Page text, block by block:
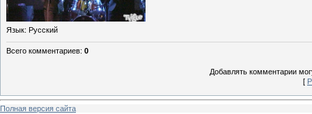
Язык: Русский
Всего комментариев: 0
Добавлять комментарии
[
Полная версия сайта